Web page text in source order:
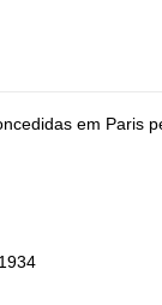
em Paris